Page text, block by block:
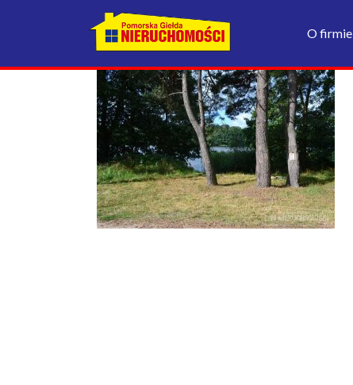
O firmie